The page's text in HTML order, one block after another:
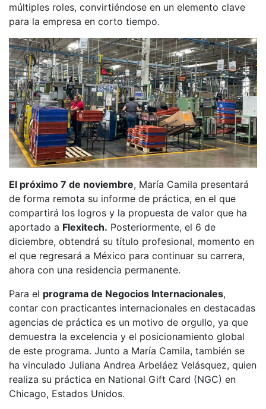
múltiples roles, convirtiéndose en un elemento clave
para la empresa en corto tiempo.
El próximo 7 de noviembre, María Camila presentará
de forma remota su informe de práctica, en el que
compartirá los logros y la propuesta de valor que ha
aportado a Flexitech. Posteriormente, el 6 de
diciembre, obtendrá su título profesional, momento en
el que regresará a México para continuar su carrera,
ahora con una residencia permanente.
Para el programa de Negocios Internacionales,
contar con practicantes internacionales en destacadas
agencias de práctica es un motivo de orgullo, ya que
demuestra la excelencia y el posicionamiento global
de este programa. Junto a María Camila, también se
ha vinculado Juliana Andrea Arbeláez Velásquez, quien
realiza su práctica en National Gift Card (NGC) en
Chicago, Estados Unidos.